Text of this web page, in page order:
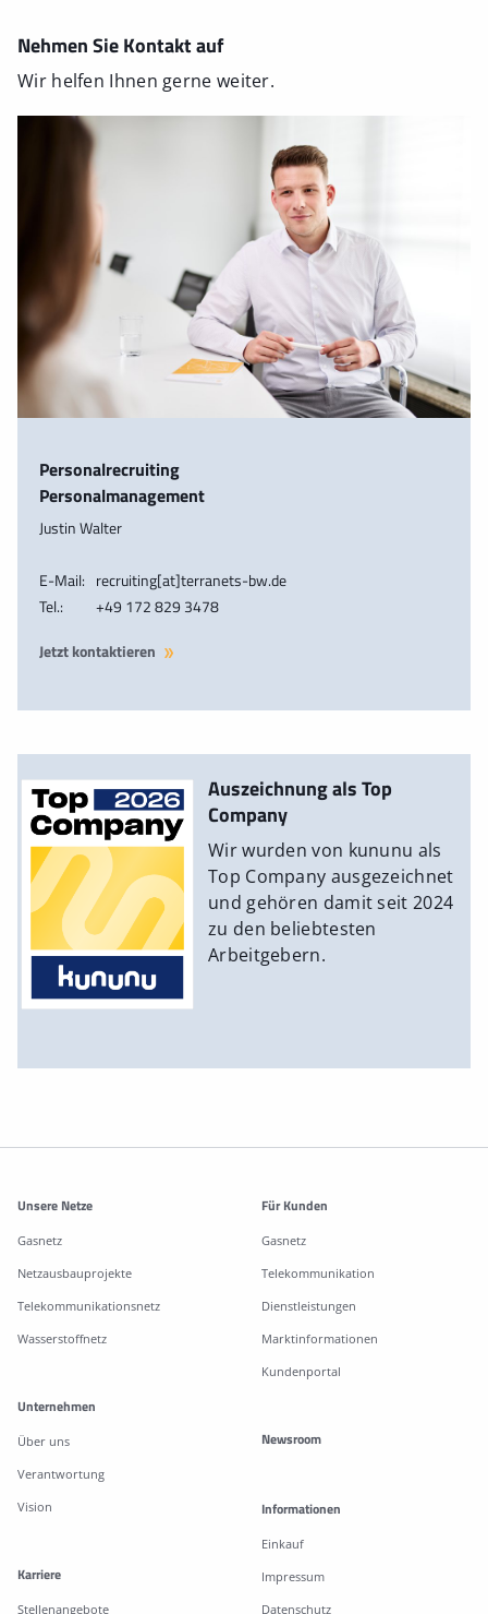
Nehmen Sie Kontakt auf
Wir helfen Ihnen gerne weiter.
Personalrecruiting
Personalmanagement
Justin Walter
E-Mail: recruiting[at]terranets-bw.de
Tel.:
+49 172 829 3478
Jetzt kontaktieren
Auszeichnung als Top
Company
Wir wurden von kununu als
Top Company ausgezeichnet
und gehören damit seit 2024
zu den beliebtesten
Arbeitgebern.
Weitere Informationen
Unsere Netze
Gasnetz
Netzausbauprojekte
Telekommunikationsnetz
Wasserstoffnetz
Für Kunden
Gasnetz
Telekommunikation
Dienstleistungen
Marktinformationen
Kundenportal
Unternehmen
Über uns
Verantwortung
Vision
Karriere
Stellenangebote
Newsroom
Informationen
Einkauf
Impressum
Datenschutz